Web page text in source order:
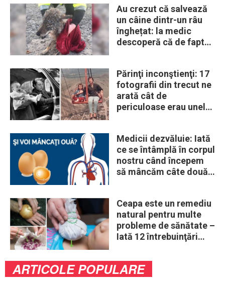
Au crezut că salvează
un câine dintr-un râu
înghețat: la medic
descoperă că de fapt
Părinţi inconştienţi: 17
fotografii din trecut ne
arată cât de
periculoase erau unele
Medicii dezvăluie: Iată
ce se întâmplă în corpul
nostru când începem
să mâncăm câte două
Ceapa este un remediu
natural pentru multe
probleme de sănătate –
Iată 12 întrebuinţări
ARTICOLE POPULARE